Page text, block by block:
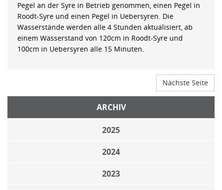
Pegel an der Syre in Betrieb genommen, einen Pegel in
Roodt-Syre und einen Pegel in Uebersyren. Die
Wasserstände werden alle 4 Stunden aktualisiert, ab
einem Wasserstand von 120cm in Roodt-Syre und
100cm in Uebersyren alle 15 Minuten.
Nächste Seite
ARCHIV
2025
2024
2023